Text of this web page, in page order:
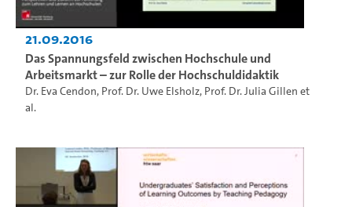
21.09.2016
Das Spannungsfeld zwischen Hochschule und
Arbeitsmarkt – zur Rolle der Hochschuldidaktik
Dr. Eva Cendon, Prof. Dr. Uwe Elsholz, Prof. Dr. Julia Gillen et
al.